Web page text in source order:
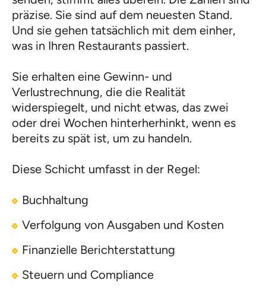
präzise. Sie sind auf dem neuesten Stand.
Und sie gehen tatsächlich mit dem einher,
was in Ihren Restaurants passiert.
Sie erhalten eine Gewinn- und
Verlustrechnung, die die Realität
widerspiegelt, und nicht etwas, das zwei
oder drei Wochen hinterherhinkt, wenn es
bereits zu spät ist, um zu handeln.
Diese Schicht umfasst in der Regel:
Buchhaltung
Verfolgung von Ausgaben und Kosten
Finanzielle Berichterstattung
Steuern und Compliance